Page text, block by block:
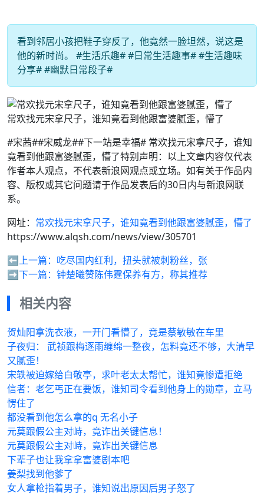
看到邻居小孩把鞋子穿反了，他竟然一脸坦然，说这是
他的新时尚。 #生活乐趣# #日常生活趣事# #生活趣味
分享# #幽默日常段子#
常欢找元宋拿尺子，谁知竟看到他跟富婆腻歪，懵了
#宋茜##宋威龙##下一站是幸福# 常欢找元宋拿尺子，谁知
竟看到他跟富婆腻歪，懵了特别声明：以上文章内容仅代表
作者本人观点，不代表新浪网观点或立场。如有关于作品内
容、版权或其它问题请于作品发表后的30日内与新浪网联
系。
网址： 常欢找元宋拿尺子，谁知竟看到他跟富婆腻歪，懵了
https://www.alqsh.com/news/view/305701
⬅️上一篇： 吃尽国内红利，扭头就被刺粉丝，张
➡️下一篇： 钟楚曦赞陈伟霆保养有方，称其推荐
相关内容
贺灿阳拿洗衣液，一开门看懵了，竟是蔡敏敏在车里
子夜归： 武祯跟梅逐雨缠绵一整夜，怎料竟还不够，大清早
又腻歪！
宋轶被迫嫁给白敬亭，求叶老太太帮忙，谁知竟惨遭拒绝
信者：老乞丐正在要饭，谁知司令看到他身上的勋章，立马
愣住了
都没看到他怎么拿的q 无名小子
元莫跟假公主对峙，竟诈出关键信息！
元莫跟假公主对峙，竟诈出关键信息
下辈子也让我拿拿富婆剧本吧
姜梨找到他爹了
女人拿枪指着男子，谁知说出原因后男子怒了